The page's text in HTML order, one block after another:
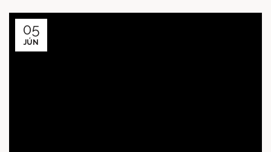
05
JÚN